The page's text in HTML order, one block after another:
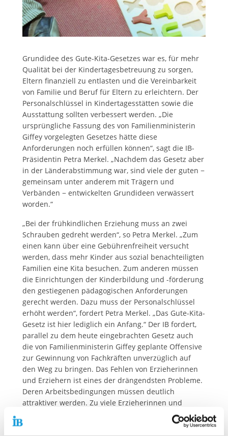
Grundidee des Gute-Kita-Gesetzes war es, für mehr
Qualität bei der Kindertagesbetreuung zu sorgen,
Eltern finanziell zu entlasten und die Vereinbarkeit
von Familie und Beruf für Eltern zu erleichtern. Der
Personalschlüssel in Kindertagesstätten sowie die
Ausstattung sollten verbessert werden. „Die
ursprüngliche Fassung des von Familienministerin
Giffey vorgelegten Gesetzes hätte diese
Anforderungen noch erfüllen können“, sagt die IB-
Präsidentin Petra Merkel. „Nachdem das Gesetz aber
in der Länderabstimmung war, sind viele der guten −
gemeinsam unter anderem mit Trägern und
Verbänden − entwickelten Grundideen verwässert
worden.“
„Bei der frühkindlichen Erziehung muss an zwei
Schrauben gedreht werden“, so Petra Merkel. „Zum
einen kann über eine Gebührenfreiheit versucht
werden, dass mehr Kinder aus sozial benachteiligten
Familien eine Kita besuchen. Zum anderen müssen
die Einrichtungen der Kinderbildung und -förderung
den gestiegenen pädagogischen Anforderungen
gerecht werden. Dazu muss der Personalschlüssel
erhöht werden“, fordert Petra Merkel. „Das Gute-Kita-
Gesetz ist hier lediglich ein Anfang.“ Der IB fordert,
parallel zu dem heute eingebrachten Gesetz auch
die von Familienministerin Giffey geplante Offensive
zur Gewinnung von Fachkräften unverzüglich auf
den Weg zu bringen. Das Fehlen von Erzieherinnen
und Erziehern ist eines der drängendsten Probleme.
Deren Arbeitsbedingungen müssen deutlich
attraktiver werden. Zu viele Erzieherinnen und
Erzieher verlassen den einmal eingeschlagenen
Berufsweg frühzeitig. Doch ohne motivierte und gut